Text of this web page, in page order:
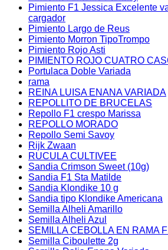
Pimiento F1 Jessica Excelente
cargador
Pimiento Largo de Reus
Pimiento Morron TipoTrompo
Pimiento Rojo Asti
PIMIENTO ROJO CUATRO
Portulaca Doble Variada
rama
REINA LUISA ENANA VARIADA
REPOLLITO DE BRUCELAS
Repollo F1 crespo Marissa
REPOLLO MORADO
Repollo Semi Savoy
Rijk Zwaan
RUCULA CULTIVEE
Sandia Crimson Sweet (10g)
Sandia F1 Sta Matilde
Sandia Klondike 10 g
Sandia tipo Klondike Americana
Semilla Alheli Amarillo
Semilla Alheli Azul
SEMILLA CEBOLLA EN RAMA
Semilla Ciboulette 2g